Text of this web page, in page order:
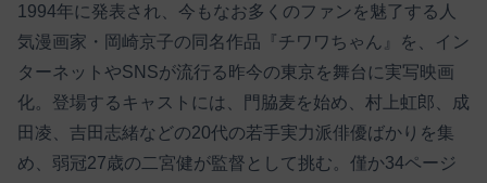
1994年に発表され、今もなお多くのファンを魅了する人
気漫画家・岡崎京子の同名作品『チワワちゃん』を、イン
ターネットやSNSが流行る昨今の東京を舞台に実写映画
化。登場するキャストには、門脇麦を始め、村上虹郎、成
田凌、吉田志緒などの20代の若手実力派俳優ばかりを集
め、弱冠27歳の二宮健が監督として挑む。僅か34ページ